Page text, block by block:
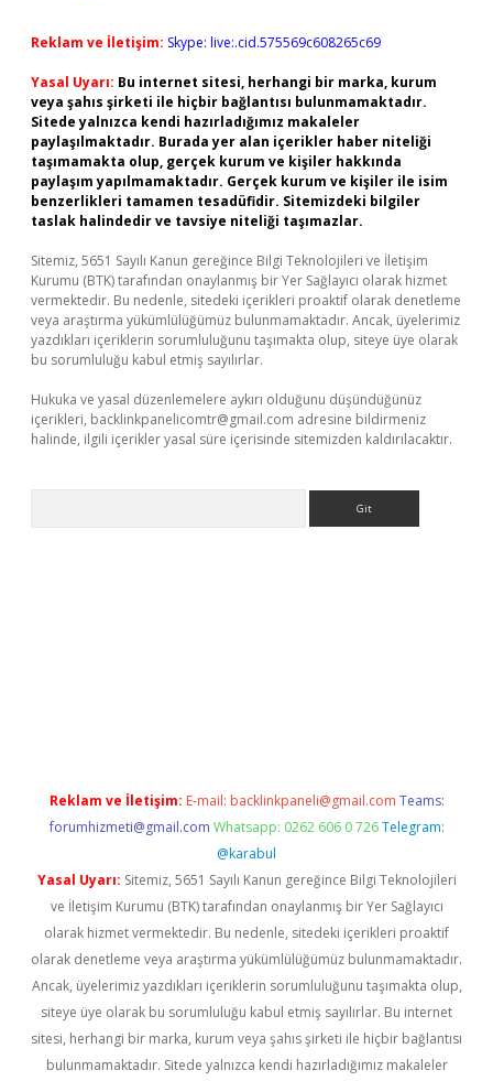
Reklam ve İletişim: Skype: live:.cid.575569c608265c69
Yasal Uyarı: Bu internet sitesi, herhangi bir marka, kurum
veya şahıs şirketi ile hiçbir bağlantısı bulunmamaktadır.
Sitede yalnızca kendi hazırladığımız makaleler
paylaşılmaktadır. Burada yer alan içerikler haber niteliği
taşımamakta olup, gerçek kurum ve kişiler hakkında
paylaşım yapılmamaktadır. Gerçek kurum ve kişiler ile isim
benzerlikleri tamamen tesadüfidir. Sitemizdeki bilgiler
taslak halindedir ve tavsiye niteliği taşımazlar.
Sitemiz, 5651 Sayılı Kanun gereğince Bilgi Teknolojileri ve İletişim
Kurumu (BTK) tarafından onaylanmış bir Yer Sağlayıcı olarak hizmet
vermektedir. Bu nedenle, sitedeki içerikleri proaktif olarak denetleme
veya araştırma yükümlülüğümüz bulunmamaktadır. Ancak, üyelerimiz
yazdıkları içeriklerin sorumluluğunu taşımakta olup, siteye üye olarak
bu sorumluluğu kabul etmiş sayılırlar.
Hukuka ve yasal düzenlemelere aykırı olduğunu düşündüğünüz
içerikleri, backlinkpanelicomtr@gmail.com adresine bildirmeniz
halinde, ilgili içerikler yasal süre içerisinde sitemizden kaldırılacaktır.
Reklam ve İletişim: E-mail: backlinkpaneli@gmail.com Teams:
forumhizmeti@gmail.com Whatsapp: 0262 606 0 726 Telegram:
@karabul
Yasal Uyarı: Sitemiz, 5651 Sayılı Kanun gereğince Bilgi Teknolojileri
ve İletişim Kurumu (BTK) tarafından onaylanmış bir Yer Sağlayıcı
olarak hizmet vermektedir. Bu nedenle, sitedeki içerikleri proaktif
olarak denetleme veya araştırma yükümlülüğümüz bulunmamaktadır.
Ancak, üyelerimiz yazdıkları içeriklerin sorumluluğunu taşımakta olup,
siteye üye olarak bu sorumluluğu kabul etmiş sayılırlar. Bu internet
sitesi, herhangi bir marka, kurum veya şahıs şirketi ile hiçbir bağlantısı
bulunmamaktadır. Sitede yalnızca kendi hazırladığımız makaleler